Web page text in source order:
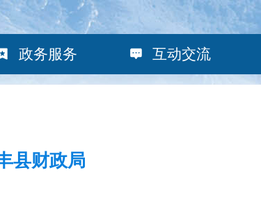
政务服务 互动交流
县财政局